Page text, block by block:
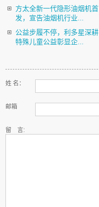
方太全新一代隐形油烟机首
发，宣告油烟机行业...
公益步履不停，利多星深耕
特殊儿童公益彰显企...
姓 名：
邮箱
留 言: